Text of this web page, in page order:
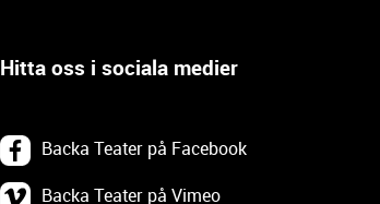
Hitta oss i sociala medier
Backa Teater på Facebook
Backa Teater på Vimeo